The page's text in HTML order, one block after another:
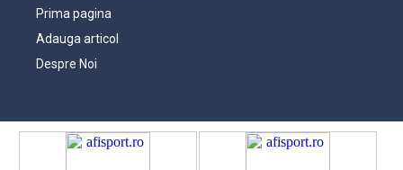
Prima pagina
Adauga articol
Despre Noi